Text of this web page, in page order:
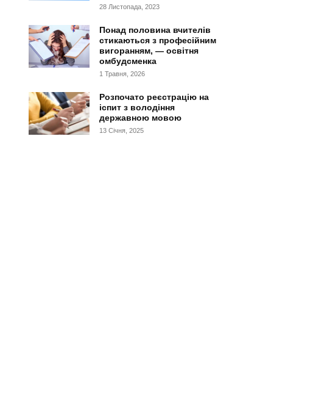
28 Листопада, 2023
Понад половина вчителів
стикаються з професійним
вигоранням, — освітня
омбудсменка
1 Травня, 2026
Розпочато реєстрацію на
іспит з володіння
державною мовою
13 Січня, 2025